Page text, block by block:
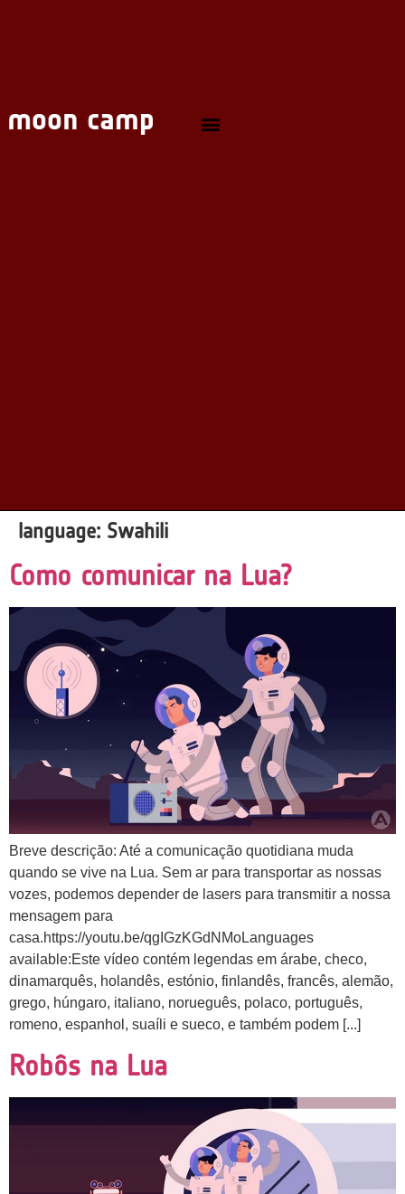
language: Swahili
Como comunicar na Lua?
Breve descrição: Até a comunicação quotidiana muda
quando se vive na Lua. Sem ar para transportar as nossas
vozes, podemos depender de lasers para transmitir a nossa
mensagem para
casa.https://youtu.be/qgIGzKGdNMoLanguages
available:Este vídeo contém legendas em árabe, checo,
dinamarquês, holandês, estónio, finlandês, francês, alemão,
grego, húngaro, italiano, norueguês, polaco, português,
romeno, espanhol, suaíli e sueco, e também podem [...]
Robôs na Lua